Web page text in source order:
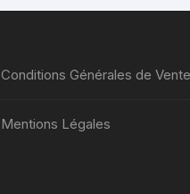
Conditions Générales de
Mentions Légales